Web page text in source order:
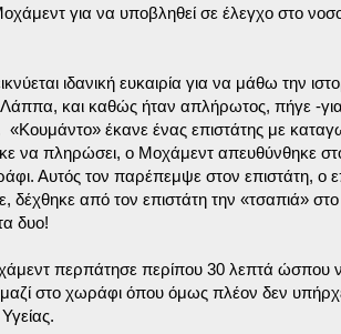
για να υποβληθεί σε έλεγχο στο
ιδανική ευκαιρία για να μάθω την
και καθώς ήταν απλήρωτος, πήγε -
«Κουμάντο» έκανε ένας επιστάτης με
να πληρώσει, ο Μοχάμεντ απευθύνθηκε
Αυτός τον παρέπεμψε στον επιστάτη, ο
δέχθηκε από τον επιστάτη την «τσαπιά»
δυο!
περπάτησε περίπου 30 λεπτά ώσπου
στο χωράφι όπου όμως πλέον δεν υπήρχε